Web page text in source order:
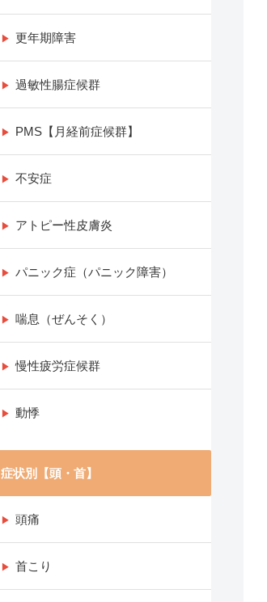
更年期障害
過敏性腸症候群
PMS【月経前症候群】
不安症
アトピー性皮膚炎
パニック症（パニック障害）
喘息（ぜんそく）
慢性疲労症候群
動悸
症状別【頭・首】
頭痛
首こり